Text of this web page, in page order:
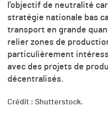
l’objectif de neutralité
stratégie nationale bas
transport en grande
relier zones de
particulièrement
avec des projets de
décentralisés.
Crédit : Shutterstock.